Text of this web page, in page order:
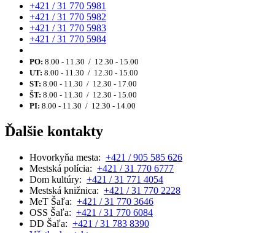
+421 / 31 770 5981
+421 / 31 770 5982
+421 / 31 770 5983
+421 / 31 770 5984
PO: 8.00 - 11.30 / 12.30 - 15.00
UT: 8.00 - 11.30 / 12.30 - 15.00
ST: 8.00 - 11.30 / 12.30 - 17.00
ŠT: 8.00 - 11.30 / 12.30 - 15.00
PI: 8.00 - 11.30 / 12.30 - 14.00
Ďalšie kontakty
Hovorkyňa mesta: +421 / 905 585 626
Mestská polícia: +421 / 31 770 6777
Dom kultúry: +421 / 31 771 4054
Mestská knižnica: +421 / 31 770 2228
MeT Šaľa: +421 / 31 770 3646
OSS Šaľa: +421 / 31 770 6084
DD Šaľa: +421 / 31 783 8390